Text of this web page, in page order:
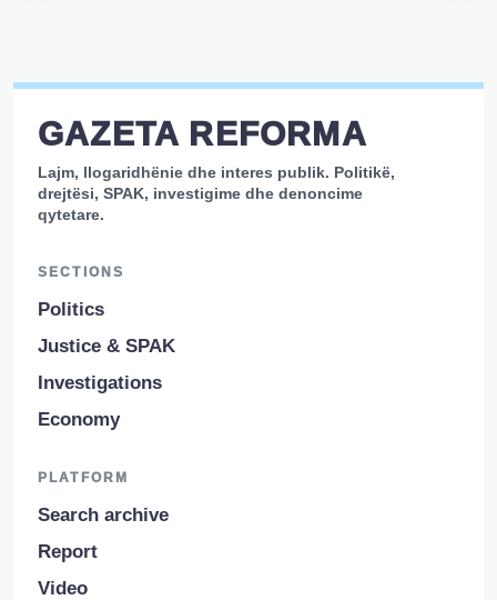
GAZETA REFORMA
Lajm, llogaridhënie dhe interes publik. Politikë,
drejtësi, SPAK, investigime dhe denoncime
qytetare.
SECTIONS
Politics
Justice & SPAK
Investigations
Economy
PLATFORM
Search archive
Report
Video